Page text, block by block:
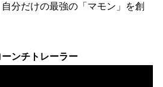
分だけの最強の「マモン」を創
ンチトレーラー